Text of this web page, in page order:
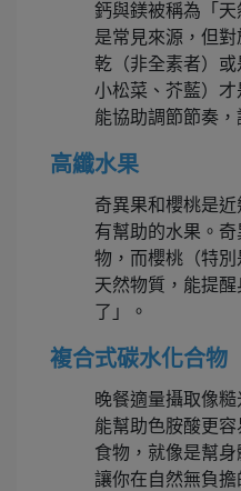
鈣與鎂被稱為「
是常見來源，但
乾（非全素者）
小松菜、芥藍）
能協助調節節奏
高纖水果
奇異果和櫻桃是
有幫助的水果。
物，而櫻桃（特
天然物質，能提
了」。
複合式碳水化合物
晚餐適量攝取像
能幫助色胺酸更
食物，就像是幫身
讓你在自然無負